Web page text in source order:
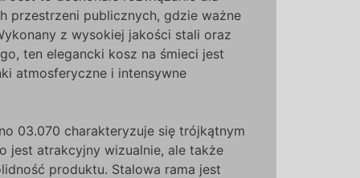
przestrzeni publicznych, gdzie ważne
z wysokiej jakości stali oraz
ten elegancki kosz na śmieci jest
atmosferyczne i intensywne
03.070 charakteryzuje się trójkątnym
jest atrakcyjny wizualnie, ale także
produktu. Stalowa rama jest